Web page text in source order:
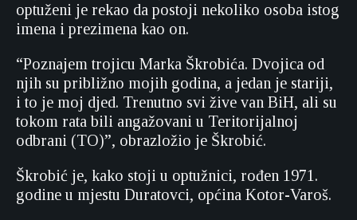
optuženi je rekao da postoji nekoliko osoba istog
imena i prezimena kao on.
“Poznajem trojicu Marka Škrobića. Dvojica od
njih su približno mojih godina, a jedan je stariji,
i to je moj djed. Trenutno svi žive van BiH, ali su
tokom rata bili angažovani u Teritorijalnoj
odbrani (TO)”, obrazložio je Škrobić.
Škrobić je, kako stoji u optužnici, rođen 1971.
godine u mjestu Duratovci, općina Kotor-Varoš.